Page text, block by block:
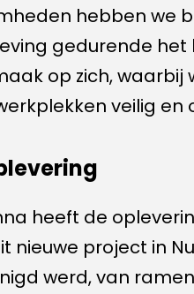
hebben we
gedurende
op zich,
veilig en
heeft de
nieuwe project in
werd, van